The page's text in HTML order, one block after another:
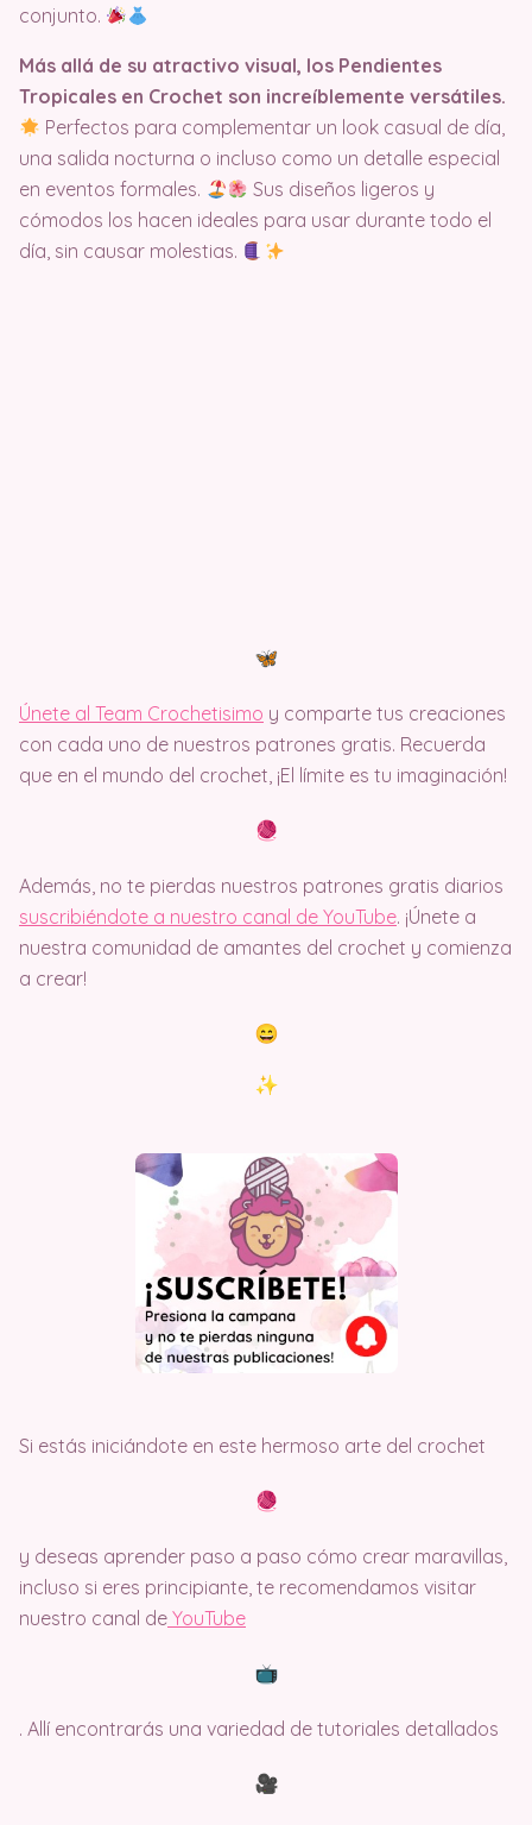
conjunto.
Más allá de su atractivo visual, los Pendientes
Tropicales en Crochet son increíblemente versátiles.
Perfectos para complementar un look casual de día,
una salida nocturna o incluso como un detalle especial
en eventos formales.
Sus diseños ligeros y
cómodos los hacen ideales para usar durante todo el
día, sin causar molestias.
Únete al Team Crochetisimo y comparte tus creaciones
con cada uno de nuestros patrones gratis. Recuerda
que en el mundo del crochet, ¡El límite es tu imaginación!
Además, no te pierdas nuestros patrones gratis diarios
suscribiéndote a nuestro canal de YouTube. ¡Únete a
nuestra comunidad de amantes del crochet y comienza
a crear!
Si estás iniciándote en este hermoso arte del crochet
y deseas aprender paso a paso cómo crear maravillas,
incluso si eres principiante, te recomendamos visitar
nuestro canal de YouTube
. Allí encontrarás una variedad de tutoriales detallados